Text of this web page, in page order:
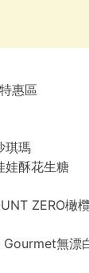
惠區
琪瑪
娃酥花生糖
ZERO橄
無漂